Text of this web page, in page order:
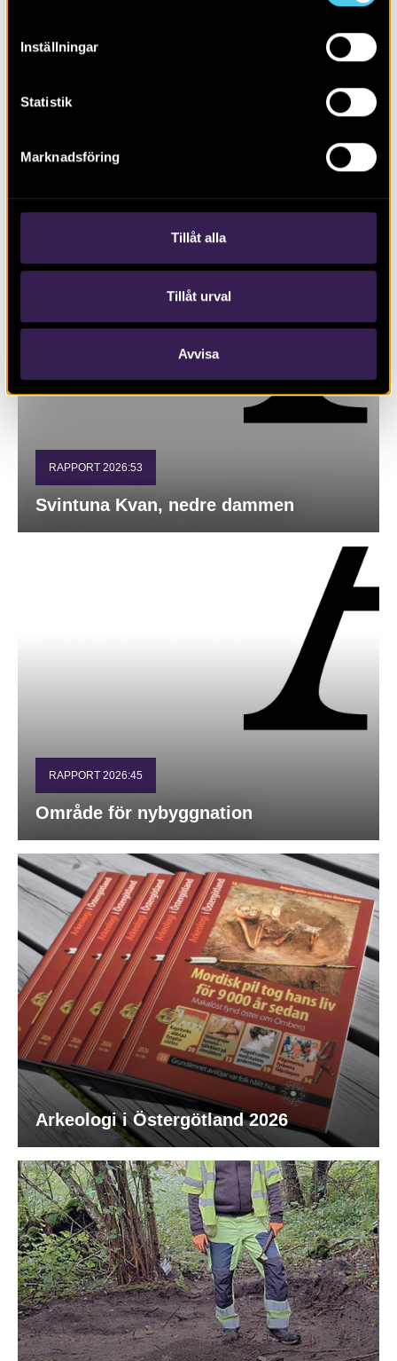
Inställningar
Statistik
Marknadsföring
Tillåt alla
Tillåt urval
Avvisa
RAPPORT 2026:54
Förhistoriska boplatslämningar
RAPPORT 2026:53
Svintuna Kvan, nedre dammen
RAPPORT 2026:45
Område för nybyggnation
Arkeologi i Östergötland 2026